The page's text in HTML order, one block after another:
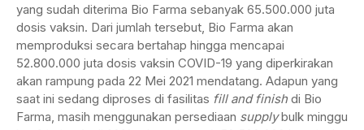
yang sudah diterima Bio Farma sebanyak 65.500.000 juta
dosis vaksin. Dari jumlah tersebut, Bio Farma akan
memproduksi secara bertahap hingga mencapai
52.800.000 juta dosis vaksin COVID-19 yang diperkirakan
akan rampung pada 22 Mei 2021 mendatang. Adapun yang
saat ini sedang diproses di fasilitas fill and finish di Bio
Farma, masih menggunakan persediaan supplybulk minggu